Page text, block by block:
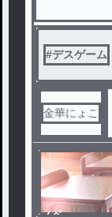
#デスゲーム
金華にょこ
ノベ